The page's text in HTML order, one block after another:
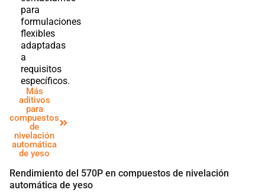
para
formulaciones
flexibles
adaptadas
a
requisitos
específicos.
Más
aditivos
para
compuestos
de
nivelación
automática
de yeso
Rendimiento del 570P en compuestos de nivelación
automática de yeso